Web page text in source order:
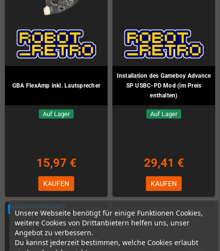
Unsere Webseite benötigt für einige Funktionen Cookies,
weitere Cookies von Drittanbietern helfen uns, unser
Angebot zu verbessern.
Du kannst jederzeit bestimmen, welche Cookies erlaubt
GBA FlexAmp inkl. Lautsprecher
Auf Lager
15,97 €
KAUFEN
Installation des Gameboy Advance
SP USBC-PD Mod (im Preis
enthalten)
Auf Lager
29,41 €
KAUFEN
ARTIKELBÜNDEL